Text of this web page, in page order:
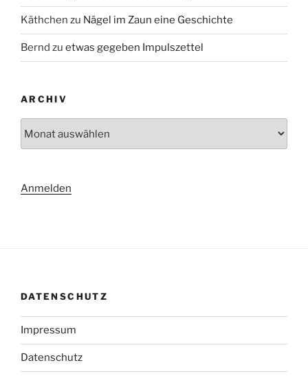
Käthchen zu Nägel im Zaun eine Geschichte
Bernd zu etwas gegeben Impulszettel
ARCHIV
Anmelden
DATENSCHUTZ
Impressum
Datenschutz